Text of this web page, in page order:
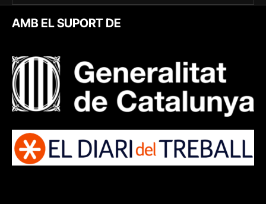
AMB EL SUPORT DE